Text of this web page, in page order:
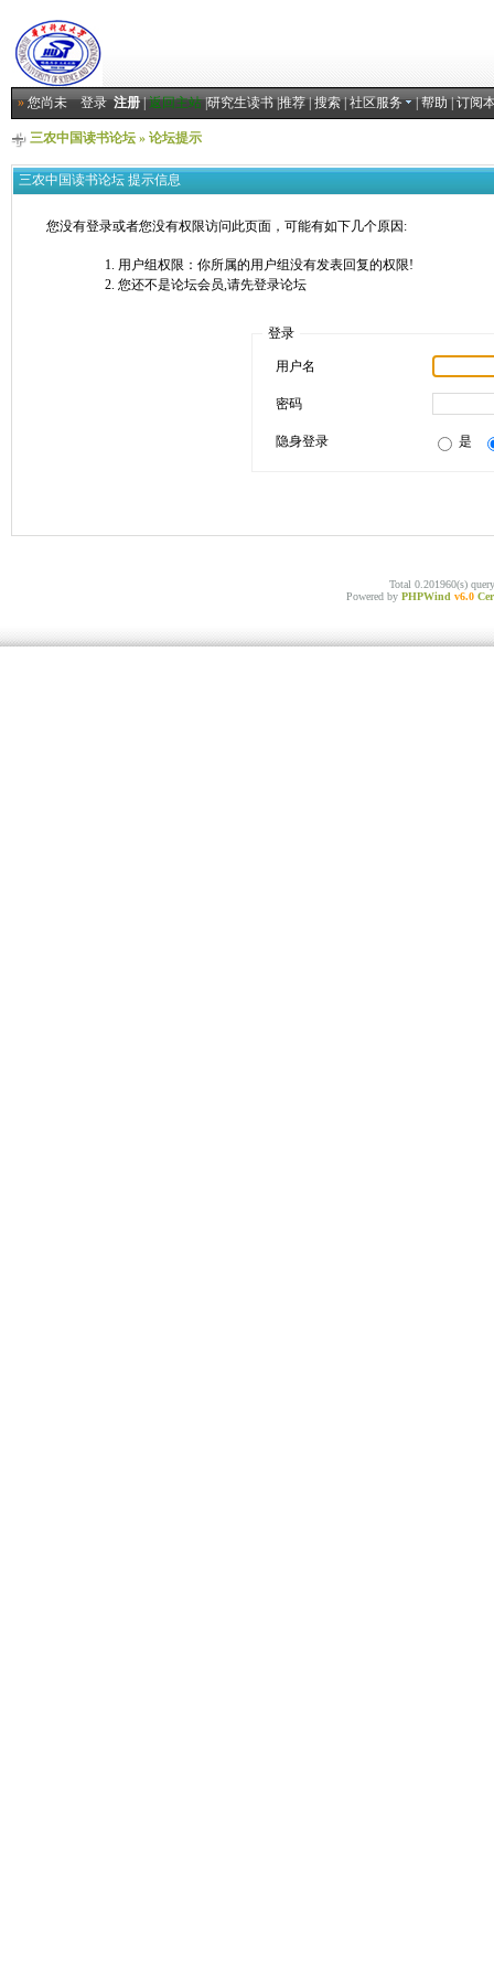
»您尚未登录 注册|返回主站|研究生读书|推荐|搜索|社区服务 |帮助|订阅
三农中国读书论坛» 论坛提示
三农中国读书论坛 提示信息
您没有登录或者您没有权限访问此页面，可能有如下几个原因:
用户组权限：你所属的用户组没有发表回复的权限!
您还不是论坛会员,请先登录论坛
登录
用户名
密码
隐身登录 是
Total 0.201960(s)
Powered by PHPWind v6.0